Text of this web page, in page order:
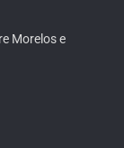
Morelos e